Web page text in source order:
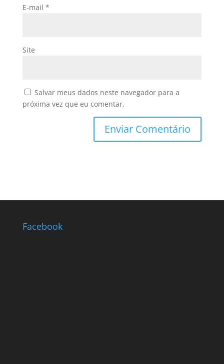
E-mail *
Site
Salvar meus dados neste navegador para a
próxima vez que eu comentar.
Facebook